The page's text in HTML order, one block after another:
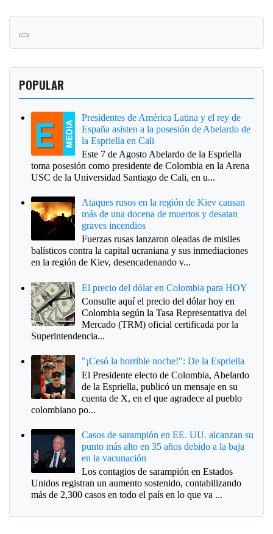
POPULAR
Presidentes de América Latina y el rey de
España asisten a la posesión de Abelardo de
la Espriella en Cali
Este 7 de Agosto Abelardo de la Espriella
toma posesión como presidente de Colombia en la Arena
USC de la Universidad Santiago de Cali, en u...
Ataques rusos en la región de Kiev causan
más de una docena de muertos y desatan
graves incendios
Fuerzas rusas lanzaron oleadas de misiles
balísticos contra la capital ucraniana y sus inmediaciones
en la región de Kiev, desencadenando v...
El precio del dólar en Colombia para HOY
Consulte aquí el precio del dólar hoy en
Colombia según la Tasa Representativa del
Mercado (TRM) oficial certificada por la
Superintendencia...
"¡Cesó la horrible noche!": De la Espriella
El Presidente electo de Colombia, Abelardo
de la Espriella, publicó un mensaje en su
cuenta de X, en el que agradece al pueblo
colombiano po...
Casos de sarampión en EE. UU. alcanzan su
punto más alto en 35 años debido a la baja
en la vacunación
Los contagios de sarampión en Estados
Unidos registran un aumento sostenido, contabilizando
más de 2,300 casos en todo el país en lo que va ...